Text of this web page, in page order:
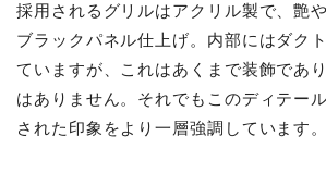
採用されるグリルはアクリル製で、艶
ブラックパネル仕上げ。内部にはダク
ていますが、これはあくまで装飾であ
はありません。それでもこのディテー
された印象をより一層強調しています。